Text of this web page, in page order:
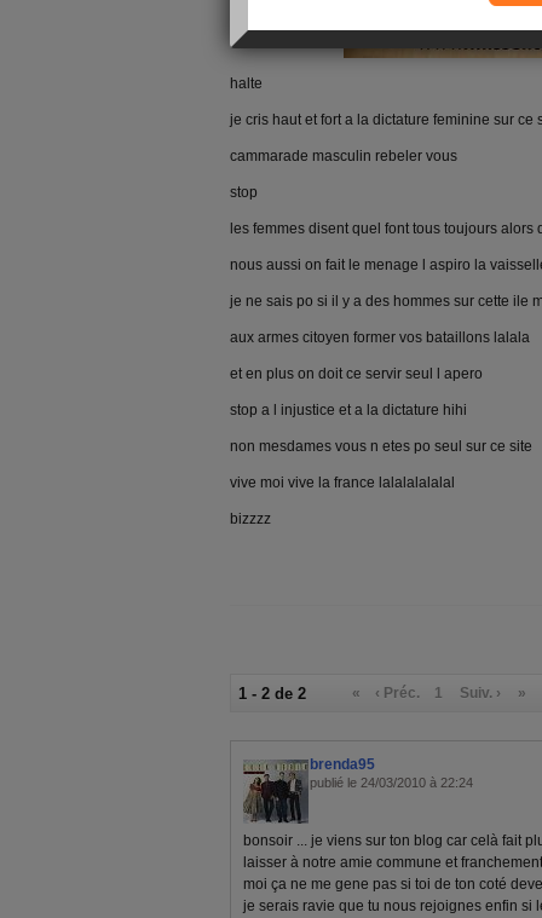
halte
je cris haut et fort a la dictature feminine sur ce
cammarade masculin rebeler vous
stop
les femmes disent quel font tous toujours alors
nous aussi on fait le menage l aspiro la
je ne sais po si il y a des hommes sur cette ile
aux armes citoyen former vos bataillons lalala
et en plus on doit ce servir seul l apero
stop a l injustice et a la dictature hihi
non mesdames vous n etes po seul sur ce site
vive moi vive la france lalalalalalal
bizzzz
1 - 2 de 2 « ‹ Préc. 1 Suiv. › »
brenda95
publié le 24/03/2010 à 22:24
bonsoir ... je viens sur ton blog car celà fait
laisser à notre amie commune et
moi ça ne me gene pas si toi de ton coté
je serais ravie que tu nous rejoignes enfin si